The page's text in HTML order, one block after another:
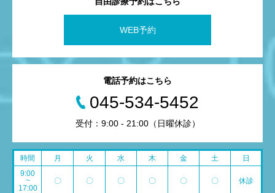
WEB予約
電話予約はこちら
045-534-5452
受付：9:00 - 21:00（日曜休診）
時間 月 火 水 木 金 土
日
9:00
~
17:00
〇 〇 〇 〇 〇 〇 休診